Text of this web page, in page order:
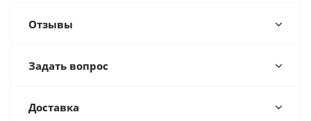
Отзывы
Задать вопрос
Доставка